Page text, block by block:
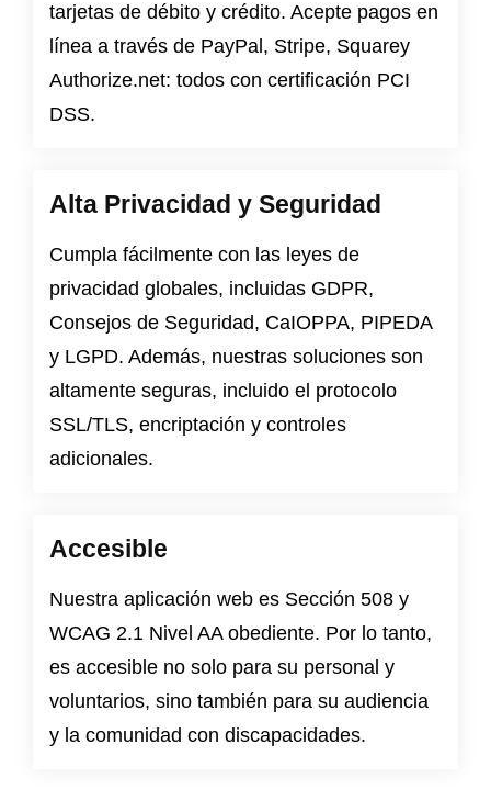
tarjetas de débito y crédito. Acepte pagos en
línea a través de PayPal, Stripe, Squarey
Authorize.net: todos con certificación PCI
DSS.
Alta Privacidad y Seguridad
Cumpla fácilmente con las leyes de
privacidad globales, incluidas GDPR,
Consejos de Seguridad, CaIOPPA, PIPEDA
y LGPD. Además, nuestras soluciones son
altamente seguras, incluido el protocolo
SSL/TLS, encriptación y controles
adicionales.
Accesible
Nuestra aplicación web es Sección 508 y
WCAG 2.1 Nivel AAobediente. Por lo tanto,
es accesible no solo para su personal y
voluntarios, sino también para su audiencia
y la comunidad con discapacidades.